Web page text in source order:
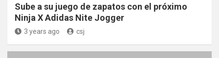
Sube a su juego de zapatos con el próximo
Ninja X Adidas Nite Jogger
3 years ago csj